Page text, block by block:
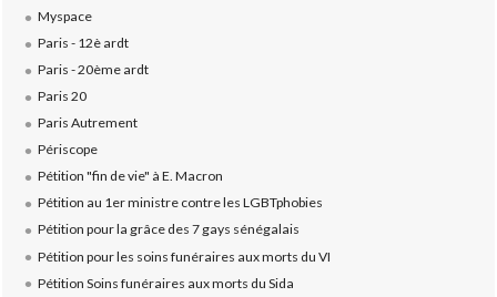
Myspace
Paris - 12è ardt
Paris - 20ème ardt
Paris 20
Paris Autrement
Périscope
Pétition "fin de vie" à E. Macron
Pétition au 1er ministre contre les LGBTphobies
Pétition pour la grâce des 7 gays sénégalais
Pétition pour les soins funéraires aux morts du VI
Pétition Soins funéraires aux morts du Sida